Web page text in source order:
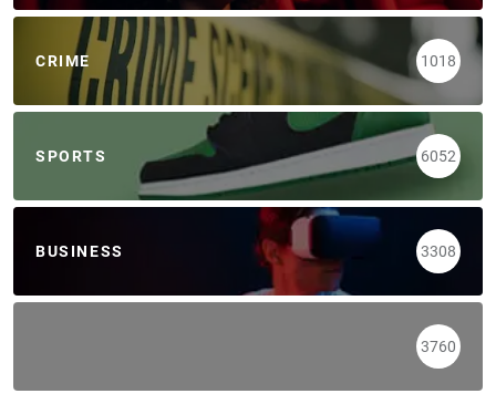
CRIME 1018
SPORTS 6052
BUSINESS 3308
3760